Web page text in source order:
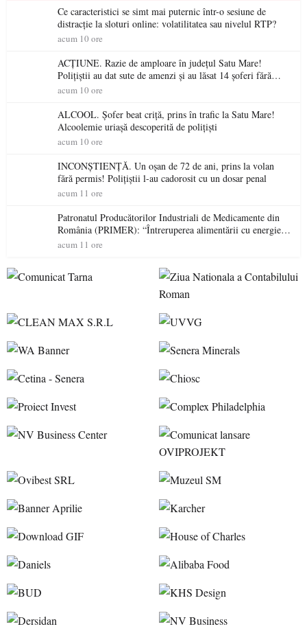
Ce caracteristici se simt mai puternic într-o sesiune de
distracție la sloturi online: volatilitatea sau nivelul RTP?
acum 10 ore
ACȚIUNE. Razie de amploare în județul Satu Mare!
Polițiștii au dat sute de amenzi și au lăsat 14 șoferi fără
permis într-o singură zi
acum 10 ore
ALCOOL. Șofer beat criță, prins în trafic la Satu Mare!
Alcoolemie uriașă descoperită de polițiști
acum 10 ore
INCONȘTIENȚĂ. Un oșan de 72 de ani, prins la volan
fără permis! Polițiștii l-au cadorosit cu un dosar penal
acum 11 ore
Patronatul Producătorilor Industriali de Medicamente din
România (PRIMER): “Întreruperea alimentării cu energie
electrică a fabricilor de medicamente va pune în pericol
acum 11 ore